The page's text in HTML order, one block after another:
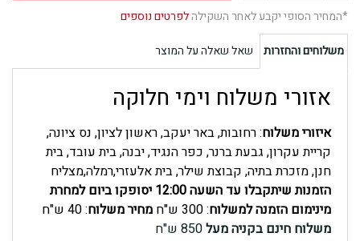
של
אונטריפ
אריזה
של
כ-
*המחיר הסופי יקבע לאחר השקילהלפרטים נוספים
משלוחים והחזרות שאל שאלה על המוצר
אזורי משלוח וימי חלוקה
איזורי משלוח: רחובות, באר יעקב, ראשון לציון, נס ציונה,
קריית עקרון, גבעת ברנר, כפר הנגיד, יבנה, בית עובד, בית
חנן, מזכרת בתיה, קבוצת שילר, בית אלעזרי,רמלה,מצליח
הזמנות שיתקבלו עד השעה 12:00 יסופקו ביום למחרת
מינימום הזמנה למשלוח: 300 ש"ח מחיר משלוח: 40 ש"ח
משלוח חינם בקניה מעל850 ש"ח